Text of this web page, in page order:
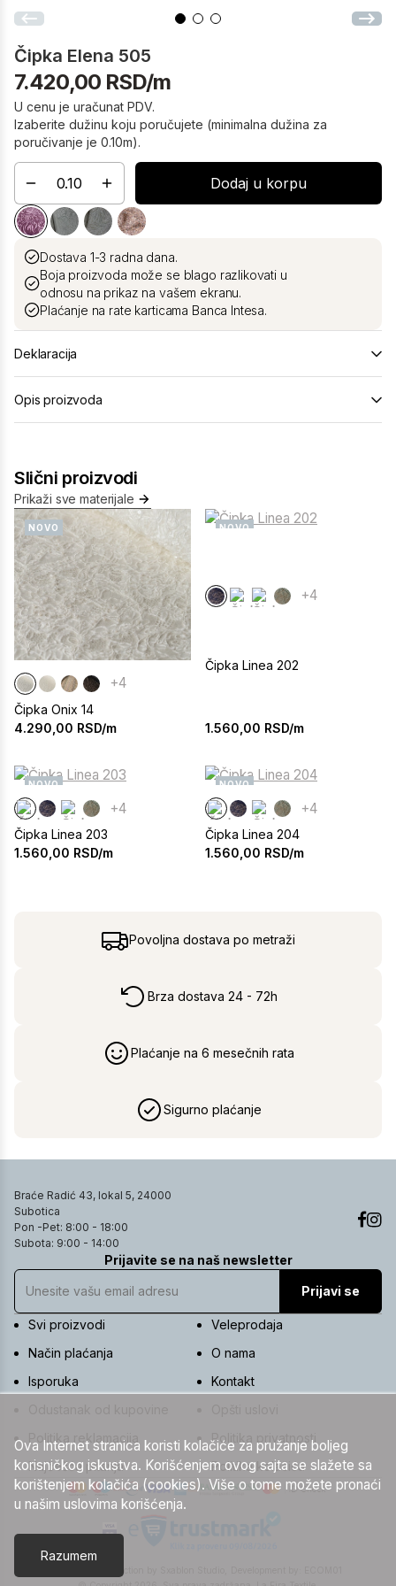
Čipka Elena 505
7.420,00 RSD/m
U cenu je uračunat PDV.
Izaberite dužinu koju poručujete (minimalna dužina za
poručivanje je 0.10m).
Dodaj u korpu
Dostava 1-3 radna dana.
Boja proizvoda može se blago razlikovati u
odnosu na prikaz na vašem ekranu.
Plaćanje na rate karticama Banca Intesa.
Deklaracija
Opis proizvoda
Slični proizvodi
Prikaži sve materijale
NOVO
+4
Čipka Onix 14
4.290,00 RSD/m
NOVO
+4
Čipka Linea 202
1.560,00 RSD/m
NOVO
+4
Čipka Linea 203
1.560,00 RSD/m
NOVO
+4
Čipka Linea 204
1.560,00 RSD/m
Povoljna dostava po metraži
Brza dostava 24 - 72h
Plaćanje na 6 mesečnih rata
Sigurno plaćanje
Braće Radić 43, lokal 5, 24000
Subotica
Pon -Pet: 8:00 - 18:00
Subota: 9:00 - 14:00
Prijavite se na naš newsletter
Prijavi se
Svi proizvodi
Veleprodaja
Način plaćanja
O nama
Isporuka
Kontakt
Politika reklamacija
Politika privatnosti
Najčešća pitanja
Politika kolačića
Ova Internet stranica koristi kolačiće za pružanje boljeg
korisničkog iskustva. Korišćenjem ovog sajta se slažete sa
korištenjem kolačića (cookies). Više o tome možete pronaći
u našim uslovima korišćenja.
Razumem